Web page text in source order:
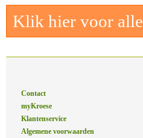
Klik hier voor
Contact
myKroese
Klantenservice
Algemene voorwaarden